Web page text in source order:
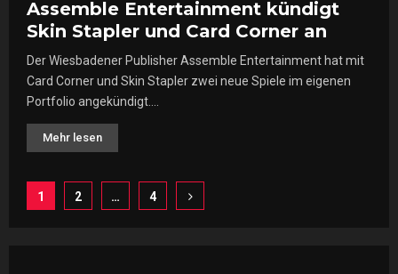
Assemble Entertainment kündigt
Skin Stapler und Card Corner an
Der Wiesbadener Publisher Assemble Entertainment hat mit
Card Corner und Skin Stapler zwei neue Spiele im eigenen
Portfolio angekündigt....
Mehr lesen
Seitennummerierung
1 2 … 4